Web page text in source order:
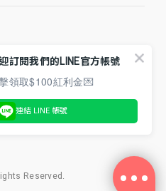
Reserved.
訂閱我們的LINE官方帳號
領取$100紅利金💌
連結 LINE 帳號